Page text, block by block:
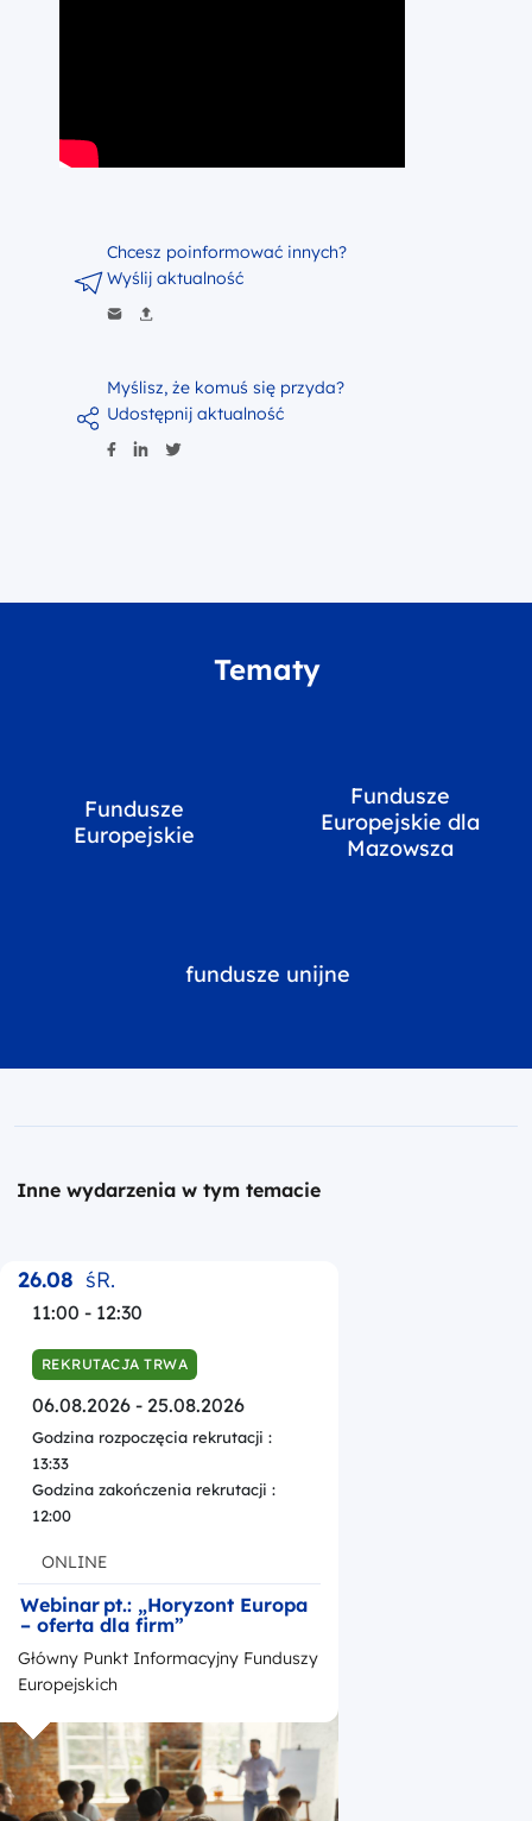
Myślisz, że komuś się przyda?
Udostępnij aktualność
Chcesz poinformować innych?
Wyślij aktualność
Tematy
Fundusze
Europejskie
Fundusze
Europejskie dla
Mazowsza
fundusze unijne
Inne wydarzenia w tym temacie
26.08 śR.
11:00 - 12:30
REKRUTACJA TRWA
06.08.2026 - 25.08.2026
Godzina rozpoczęcia rekrutacji :
13:33
Godzina zakończenia rekrutacji :
12:00
ONLINE
Webinar pt.: „Horyzont Europa
– oferta dla firm”
Główny Punkt Informacyjny Funduszy
Europejskich